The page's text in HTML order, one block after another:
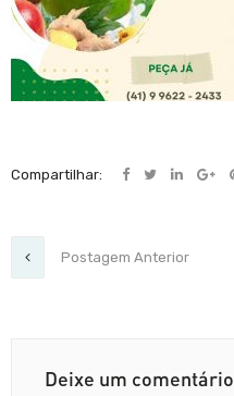
Compartilhar:
Postagem Anterior
Deixe um comentário